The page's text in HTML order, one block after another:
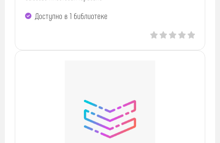
Доступно в 1 библиотекe